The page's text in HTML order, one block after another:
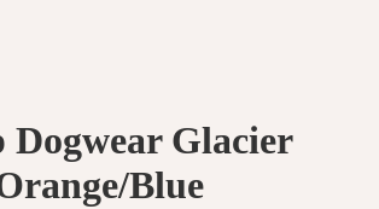
Dogwear Glacier
Blue